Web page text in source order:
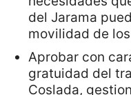
del Jarama
movilidad de
Aprobar con
gratuidad del
Coslada,